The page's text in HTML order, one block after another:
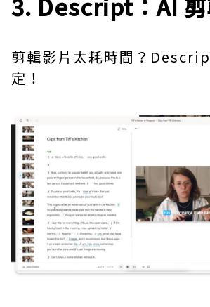
剪輯影片太耗時間？
定！